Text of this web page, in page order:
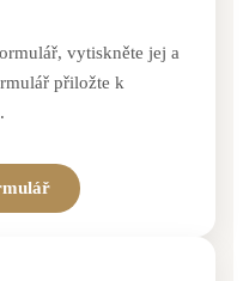
vytiskněte jej a
přiložte k